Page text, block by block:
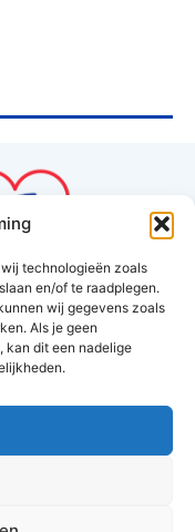
technologieën zoals
en/of te raadplegen.
wij gegevens zoals
Als je geen
kan dit een nadelige